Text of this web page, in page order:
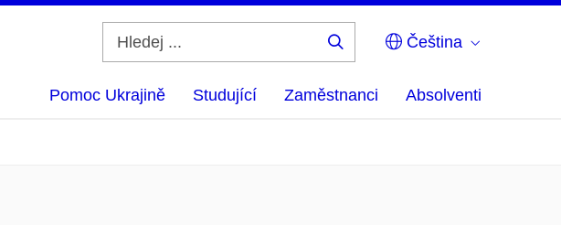
Čeština
Pomoc Ukrajině Studující Zaměstnanci Absolventi